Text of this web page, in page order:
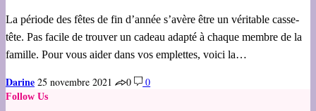
La période des fêtes de fin d’année s’avère être un véritable casse-
tête. Pas facile de trouver un cadeau adapté à chaque membre de la
famille. Pour vous aider dans vos emplettes, voici la…
Darine 25 novembre 2021 0 0
Follow Us